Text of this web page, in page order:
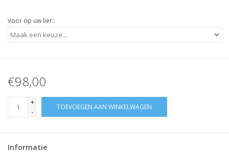
Voor op uw lier::
€98,00
+
-
TOEVOEGEN AAN WINKELWAGEN
Informatie